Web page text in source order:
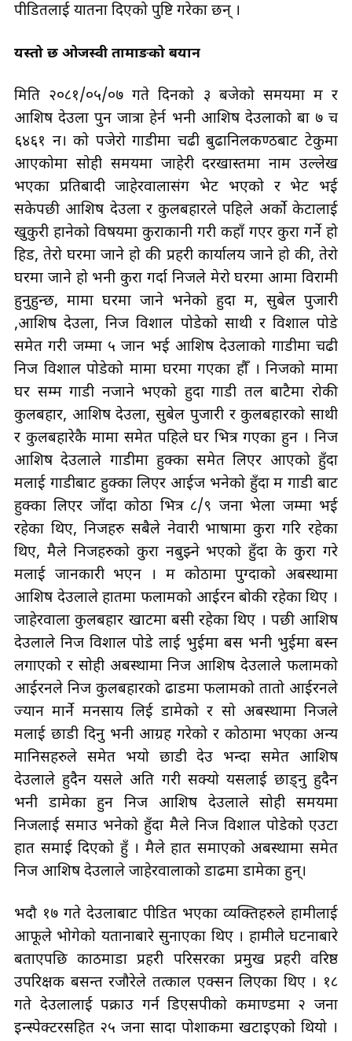
पीडितलाई यातना दिएको पुष्टि गरेका छन् ।
यस्तो छ ओजस्वी तामाङको बयान
मिति २०८१/०५/०७ गते दिनको ३ बजेको समयमा म र
आशिष देउला पुन जात्रा हेर्न भनी आशिष देउलाको बा ७ च
६४६१ न। को पजेरो गाडीमा चढी बुढानिलकण्ठबाट टेकुमा
आएकोमा सोही समयमा जाहेरी दरखास्तमा नाम उल्लेख
भएका प्रतिबादी जाहेरवालासंग भेट भएको र भेट भई
सकेपछी आशिष देउला र कुलबहादुरले पहिले अर्को केटालाई
खुकुरी हानेको विषयमा कुराकानी गरी कहाँ गएर कुरा गर्ने हो
हिड, तेरो घरमा जाने हो की प्रहरी कार्यालय जाने हो की, तेरो
घरमा जाने हो भनी कुरा गर्दा निजले मेरो घरमा आमा विरामी
हुनुहुन्छ, मामा घरमा जाने भनेको हुदा म, सुबेल पुजारी
,आशिष देउला, निज विशाल पोडेको साथी र विशाल पोडे
समेत गरी जम्मा ५ जान भई आशिष देउलाको गाडीमा चढी
निज विशाल पोडेको मामा घरमा गएका हौँ । निजको मामा
घर सम्म गाडी नजाने भएको हुदा गाडी तल बाटैमा रोकी
कुलबहादुर, आशिष देउला, सुबेल पुजारी र कुलबहादुरको साथी
र कुलबहादुरेकै मामा समेत पहिले घर भित्र गएका हुन । निज
आशिष देउलाले गाडीमा हुक्का समेत लिएर आएको हुँदा
मलाई गाडीबाट हुक्का लिएर आईज भनेको हुँदा म गाडी बाट
हुक्का लिएर जाँदा कोठा भित्र ८/९ जना भेला जम्मा भई
रहेका थिए, निजहरु सबैले नेवारी भाषामा कुरा गरि रहेका
थिए, मैले निजहरुको कुरा नबुझ्ने भएको हुँदा के कुरा गरे
मलाई जानकारी भएन । म कोठामा पुग्दाको अबस्थामा
आशिष देउलाले हातमा फलामको आईरन बोकी रहेका थिए ।
जाहेरवाला कुलबहादुर खाटमा बसी रहेका थिए । पछी आशिष
देउलाले निज विशाल पोडे लाई भुईमा बस भनी भुईमा बस्न
लगाएको र सोही अबस्थामा निज आशिष देउलाले फलामको
आईरनले निज कुलबहादुरको ढाडमा फलामको तातो आईरनले
ज्यान मार्ने मनसाय लिई डामेको र सो अबस्थामा निजले
मलाई छाडी दिनु भनी आग्रह गरेको र कोठामा भएका अन्य
मानिसहरुले समेत भयो छाडी देउ भन्दा समेत आशिष
देउलाले हुदैन यसले अति गरी सक्यो यसलाई छाड्नु हुदैन
भनी डामेका हुन निज आशिष देउलाले सोही समयमा
निजलाई समाउ भनेको हुँदा मैले निज विशाल पोडेको एउटा
हात समाई दिएको हुँ । मैले हात समाएको अबस्थामा समेत
निज आशिष देउलाले जाहेरवालाको डाढमा डामेका हुन्।
भदौ १७ गते देउलाबाट पीडित भएका व्यक्तिहरुले हामीलाई
आफूले भोगेको यतानाबारे सुनाएका थिए । हामीले घटनाबारे
बताएपछि काठमाडौँ प्रहरी परिसरका प्रमुख प्रहरी वरिष्ठ
उपरिक्षक बसन्त रजौरेले तत्काल एक्सन लिएका थिए । १८
गते देउलालाई पक्राउ गर्न डिएसपीको कमाण्डमा २ जना
इन्स्पेक्टरसहित २५ जना सादा पोशाकमा खटाइएको थियो ।